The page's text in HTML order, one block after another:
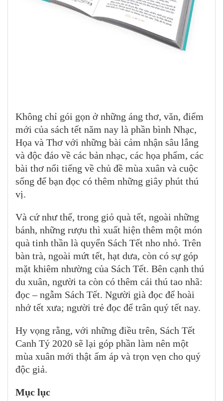
Không chỉ gói gọn ở những áng thơ, văn, điểm
mới của sách tết năm nay là phần bình Nhạc,
Họa và Thơ với những bài cảm nhận sâu lắng
và độc đáo về các bản nhạc, các họa phẩm, các
bài thơ nổi tiếng về chủ đề mùa xuân và cuộc
sống để bạn đọc có thêm những giây phút thú
vị.
Và cứ như thế, trong giỏ quà tết, ngoài những
bánh, những rượu thì xuất hiện thêm một món
quà tinh thần là quyển Sách Tết nho nhỏ. Trên
bàn trà, ngoài mứt tết, hạt dưa, còn có sự góp
mặt khiêm nhường của Sách Tết. Bên cạnh thú
du xuân, người ta còn có thêm cái thú tao nhã:
đọc – ngẫm Sách Tết. Người già đọc để hoài
nhớ tết xưa; người trẻ đọc để trân quý tết nay.
Hy vọng rằng, với những điều trên, Sách Tết
Canh Tý 2020 sẽ lại góp phần làm nên một
mùa xuân mới thật ấm áp và trọn vẹn cho quý
độc giả.
Mục lục